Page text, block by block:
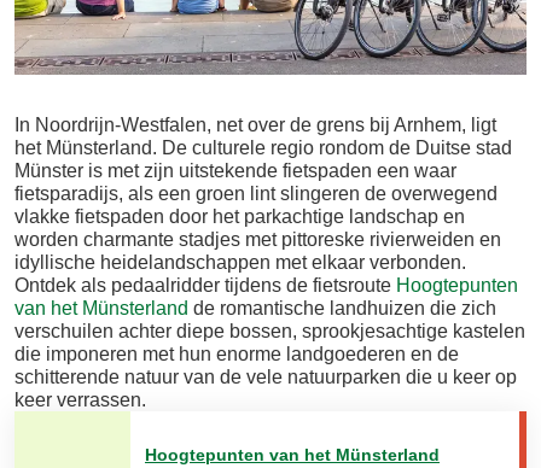
In Noordrijn-Westfalen, net over de grens bij Arnhem, ligt
het Münsterland. De culturele regio rondom de Duitse stad
Münster is met zijn uitstekende fietspaden een waar
fietsparadijs, als een groen lint slingeren de overwegend
vlakke fietspaden door het parkachtige landschap en
worden charmante stadjes met pittoreske rivierweiden en
idyllische heidelandschappen met elkaar verbonden.
Ontdek als pedaalridder tijdens de fietsroute Hoogtepunten
van het Münsterland de romantische landhuizen die zich
verschuilen achter diepe bossen, sprookjesachtige kastelen
die imponeren met hun enorme landgoederen en de
schitterende natuur van de vele natuurparken die u keer op
keer verrassen.
Hoogtepunten van het Münsterland